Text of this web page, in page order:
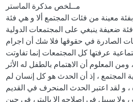
مــلخص مذكرة الماستر
معينة من فئات المجتمع ألا و هي فئة
فئة ضعيفة ينبغي على المجتمعات الدولية
الصادرة في حقوقها فلا شك أن اجرام
عرفتها كل المجتمعات إنما تفاوتت
المعلوم أن الاهتمام بالطفل له الأثر
المجتمع ، إذ أن الحدث هو كل إنسان لم
عمره ، و لقد اعتبر الحدث المنحرف في القديم
سبيل في إصلاحه إلا بالبتر، في حين